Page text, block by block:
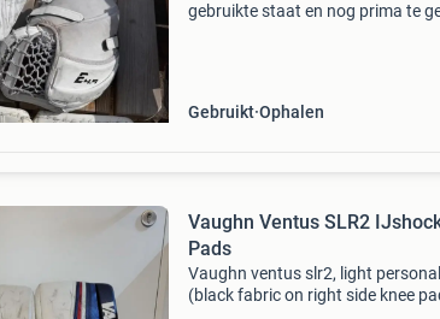
gebruikte staat en nog prima te
Gebruikt Ophalen
Vaughn Ventus SLR2
Pads
Vaughn ventus slr2, light
(black fabric on right side knee